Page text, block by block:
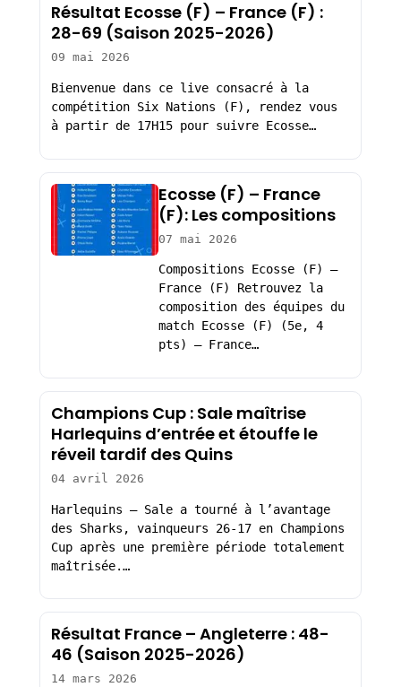
Résultat Ecosse (F) – France (F) :
28-69 (Saison 2025-2026)
09 mai 2026
Bienvenue dans ce live consacré à la
compétition Six Nations (F), rendez vous
à partir de 17H15 pour suivre Ecosse…
Ecosse (F) – France
(F): Les compositions
07 mai 2026
Compositions Ecosse (F) –
France (F) Retrouvez la
composition des équipes du
match Ecosse (F) (5e, 4
pts) – France…
Champions Cup : Sale maîtrise
Harlequins d’entrée et étouffe le
réveil tardif des Quins
04 avril 2026
Harlequins – Sale a tourné à l’avantage
des Sharks, vainqueurs 26-17 en Champions
Cup après une première période totalement
maîtrisée.…
Résultat France – Angleterre : 48-
46 (Saison 2025-2026)
14 mars 2026